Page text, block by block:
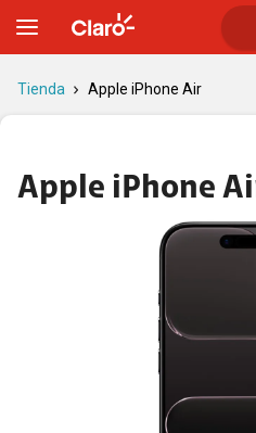
Tienda Apple iPhone Air
Apple iPhone
iPhone Air: ultradelgado, A19 Pro